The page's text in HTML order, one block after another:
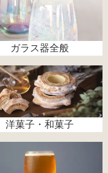
ガラス器全般
洋菓子・和菓子